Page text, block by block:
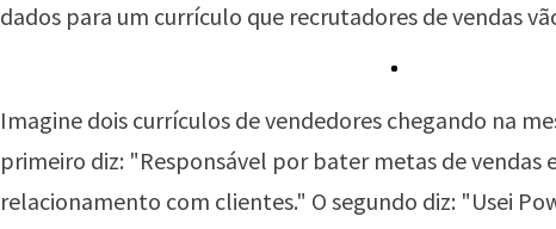
dados para um currículo que recrutadores de vendas
Imagine dois currículos de vendedores chegando na
primeiro diz: "Responsável por bater metas de vendas
relacionamento com clientes." O segundo diz: "Usei